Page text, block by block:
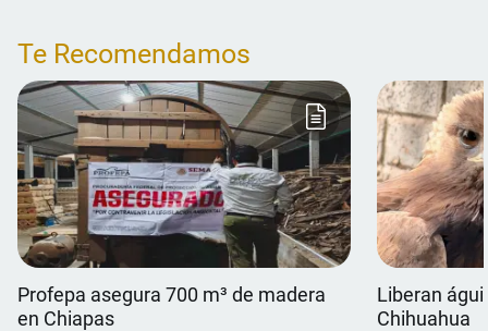
Te Recomendamos
Profepa asegura 700 m³ de madera
en Chiapas
Liberan
Chihuahua